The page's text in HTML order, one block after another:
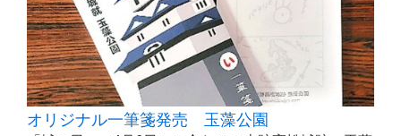
オリジナル一筆箋発売 玉藻公園